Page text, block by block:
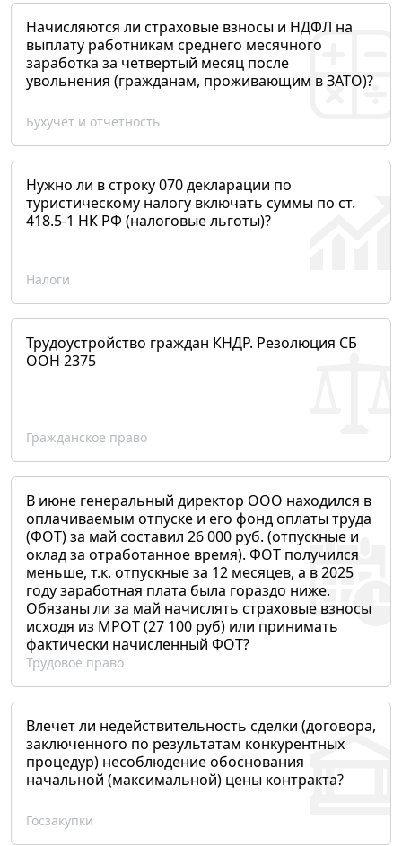
Начисляются ли страховые взносы и НДФЛ на
выплату работникам среднего месячного
заработка за четвертый месяц после
увольнения (гражданам, проживающим в ЗАТО)?
Бухучет и отчетность
Нужно ли в строку 070 декларации по
туристическому налогу включать суммы по ст.
418.5-1 НК РФ (налоговые льготы)?
Налоги
Трудоустройство граждан КНДР. Резолюция СБ
ООН 2375
Гражданское право
В июне генеральный директор ООО находился в
оплачиваемым отпуске и его фонд оплаты труда
(ФОТ) за май составил 26 000 руб. (отпускные и
оклад за отработанное время). ФОТ получился
меньше, т.к. отпускные за 12 месяцев, а в 2025
году заработная плата была гораздо ниже.
Обязаны ли за май начислять страховые взносы
исходя из МРОТ (27 100 руб) или принимать
фактически начисленный ФОТ?
Трудовое право
Влечет ли недействительность сделки (договора,
заключенного по результатам конкурентных
процедур) несоблюдение обоснования
начальной (максимальной) цены контракта?
Госзакупки